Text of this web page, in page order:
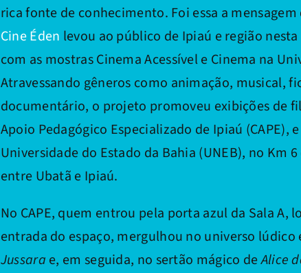
rica fonte de conhecimento. Foi essa a mensagem
Cine Éden levou ao público de Ipiaú e região
com as mostras Cinema Acessível e Cinema na
Atravessando gêneros como animação, musical,
documentário, o projeto promoveu exibições de
Apoio Pedagógico Especializado de Ipiaú (CAPE),
Universidade do Estado da Bahia (UNEB), no Km
entre Ubatã e Ipiaú.
No CAPE, quem entrou pela porta azul da Sala A,
entrada do espaço, mergulhou no universo lúdico
Jussara e, em seguida, no sertão mágico deAlice